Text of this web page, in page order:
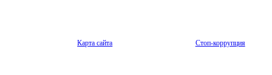
Карта сайта Стоп-коррупция